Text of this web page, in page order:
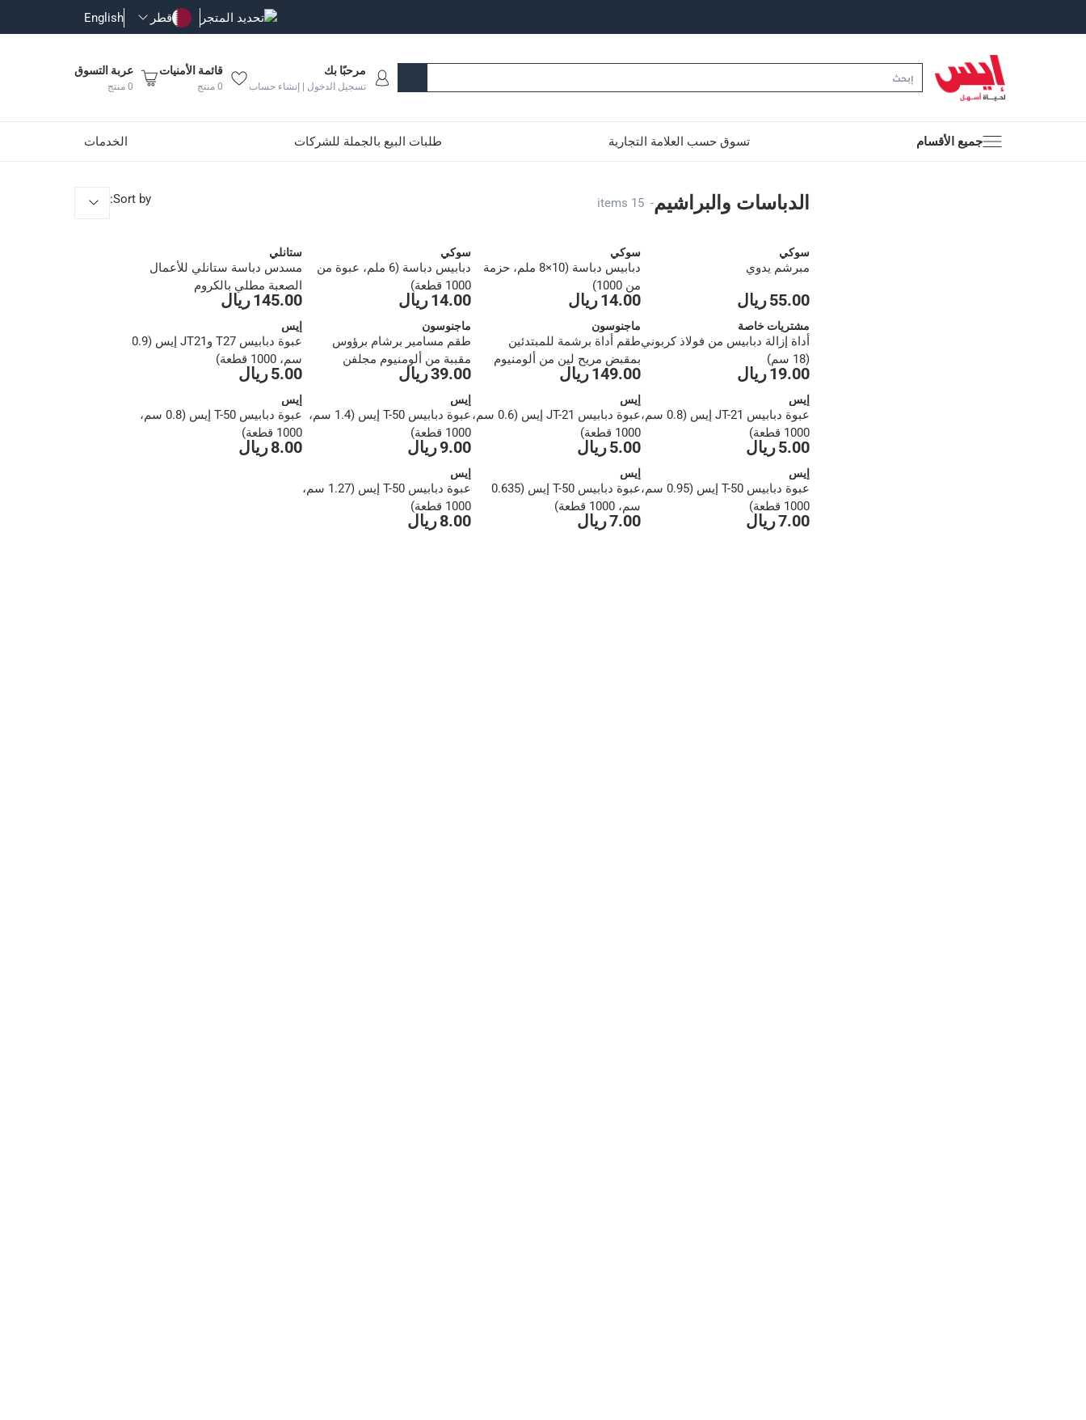
تحديد المتجر قطر English
مرحبًا بك
تسجيل الدخول | إنشاء حساب
قائمة الأمنيات
0 منتج
عربة التسوق
0 منتج
جميع الأقسام تسوق حسب العلامة التجارية طلبات البيع بالجملة للشركات الخدمات
الدباسات والبراشيم-
15 items
Sort by
:
سوكي
مبرشم يدوي
55.00 ريال
سوكي
دبابيس دباسة (10×8 ملم، حزمة
من 1000)
14.00 ريال
سوكي
دبابيس دباسة (6 ملم، عبوة من
1000 قطعة)
14.00 ريال
ستانلي
مسدس دباسة ستانلي للأعمال
الصعبة مطلي بالكروم
145.00 ريال
مشتريات خاصة
أداة إزالة دبابيس من فولاذ كربوني
(18 سم)
19.00 ريال
ماجنوسون
طقم أداة برشمة للمبتدئين
بمقبض مريح لين من ألومنيوم
مصبوب ماجنوسون
149.00 ريال
ماجنوسون
طقم مسامير برشام برؤوس
مقببة من ألومنيوم مجلفن
ماجنوسون (200 قطعة)
39.00 ريال
إيس
عبوة دبابيس T27 وJT21 إيس (0.9
سم، 1000 قطعة)
5.00 ريال
إيس
عبوة دبابيس JT-21 إيس (0.8 سم،
1000 قطعة)
5.00 ريال
إيس
عبوة دبابيس JT-21 إيس (0.6 سم،
1000 قطعة)
5.00 ريال
إيس
عبوة دبابيس T-50 إيس (1.4 سم،
1000 قطعة)
9.00 ريال
إيس
عبوة دبابيس T-50 إيس (0.8 سم،
1000 قطعة)
8.00 ريال
إيس
عبوة دبابيس T-50 إيس (0.95 سم،
1000 قطعة)
7.00 ريال
إيس
عبوة دبابيس T-50 إيس (0.635
سم، 1000 قطعة)
7.00 ريال
إيس
عبوة دبابيس T-50 إيس (1.27 سم،
1000 قطعة)
8.00 ريال